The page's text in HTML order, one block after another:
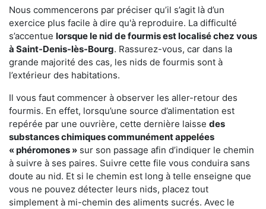
Nous commencerons par préciser qu’il s’agit là d’un
exercice plus facile à dire qu'à reproduire. La difficulté
s’accentue lorsque le nid de fourmis est localisé chez vous
à Saint-Denis-lès-Bourg. Rassurez-vous, car dans la
grande majorité des cas, les nids de fourmis sont à
l’extérieur des habitations.
Il vous faut commencer à observer les aller-retour des
fourmis. En effet, lorsqu’une source d’alimentation est
repérée par une ouvrière, cette dernière laisse des
substances chimiques communément appelées
« phéromones » sur son passage afin d’indiquer le chemin
à suivre à ses paires. Suivre cette file vous conduira sans
doute au nid. Et si le chemin est long à telle enseigne que
vous ne pouvez détecter leurs nids, placez tout
simplement à mi-chemin des aliments sucrés. Avec le